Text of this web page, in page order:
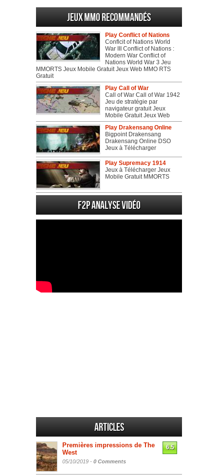
Jeux MMO recommandés
Play Conflict of Nations
Conflcit of Nations World
War III Conflict of Nations :
Modern War Conflict of
Nations World War 3 Jeu
MMORTS Jeux Mobile Gratuit Jeux Web MMO RTS
Gratuit
Play Call of War
Call of War Call of War 1942
Jeu de stratégie par
navigateur gratuit Jeux
Mobile Gratuit Jeux Web
Play Drakensang Online
Bigpoint Drakensang
Drakensang Online DSO
Jeux à Télécharger
Play Supremacy 1914
Jeux à Télécharger Jeux
Mobile Gratuit MMORTS
F2P Analyse vidéo
Articles
Premières impressions de The
West
05/10/2019 - 0 Comments
6.5